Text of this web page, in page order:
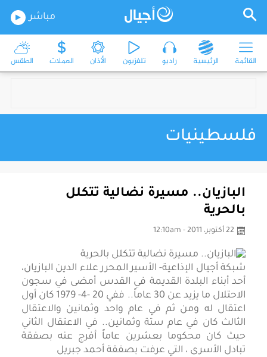
مباشر
القائمة الرئيسية راديو تلفزيون الأذان العملات الطقس
فلسطينيات
البازيان.. مسيرة نضالية تتكلل
بالحرية
22 أكتوبر، 2011 - 12:10am
شبكة أجيال الإذاعية- الأسير المحرر علاء الدين البازيان،
أحد أبناء البلدة القديمة في القدس أمضى في سجون
الاحتلال ما يزيد عن 30 عاماً.. ففي 20 -4- 1979 كان أول
اعتقال له ومن ثم في عام واحد وثمانين والاعتقال
الثالث كان في عام ستة وثمانين.. في الاعتقال الثاني
حيث كان محكوما بعشرين عاماً أفرج عنه بصفقة
تبادل الأسرى ، التي عرفت بصفقة أحمد جبريل